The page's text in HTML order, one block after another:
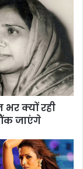
भर क्यों रही
जाएंगे